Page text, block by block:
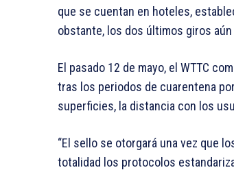
que se cuentan en hoteles,
obstante, los dos últimos giros
El pasado 12 de mayo, el WTTC
tras los periodos de cuarentena
superficies, la distancia con los
“El sello se otorgará una vez que
totalidad los protocolos